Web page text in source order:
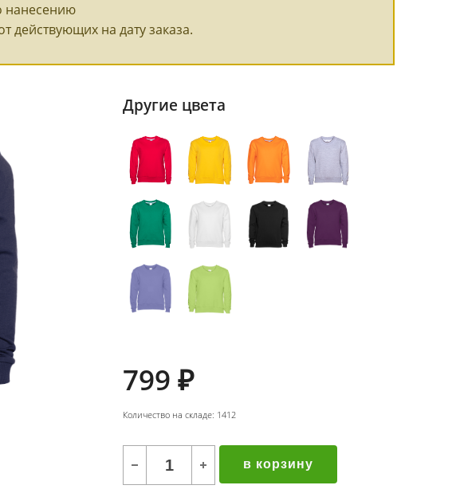
нанесению
действующих на дату заказа.
Другие цвета
799 ₽
Количество на складе: 1412
в корзину